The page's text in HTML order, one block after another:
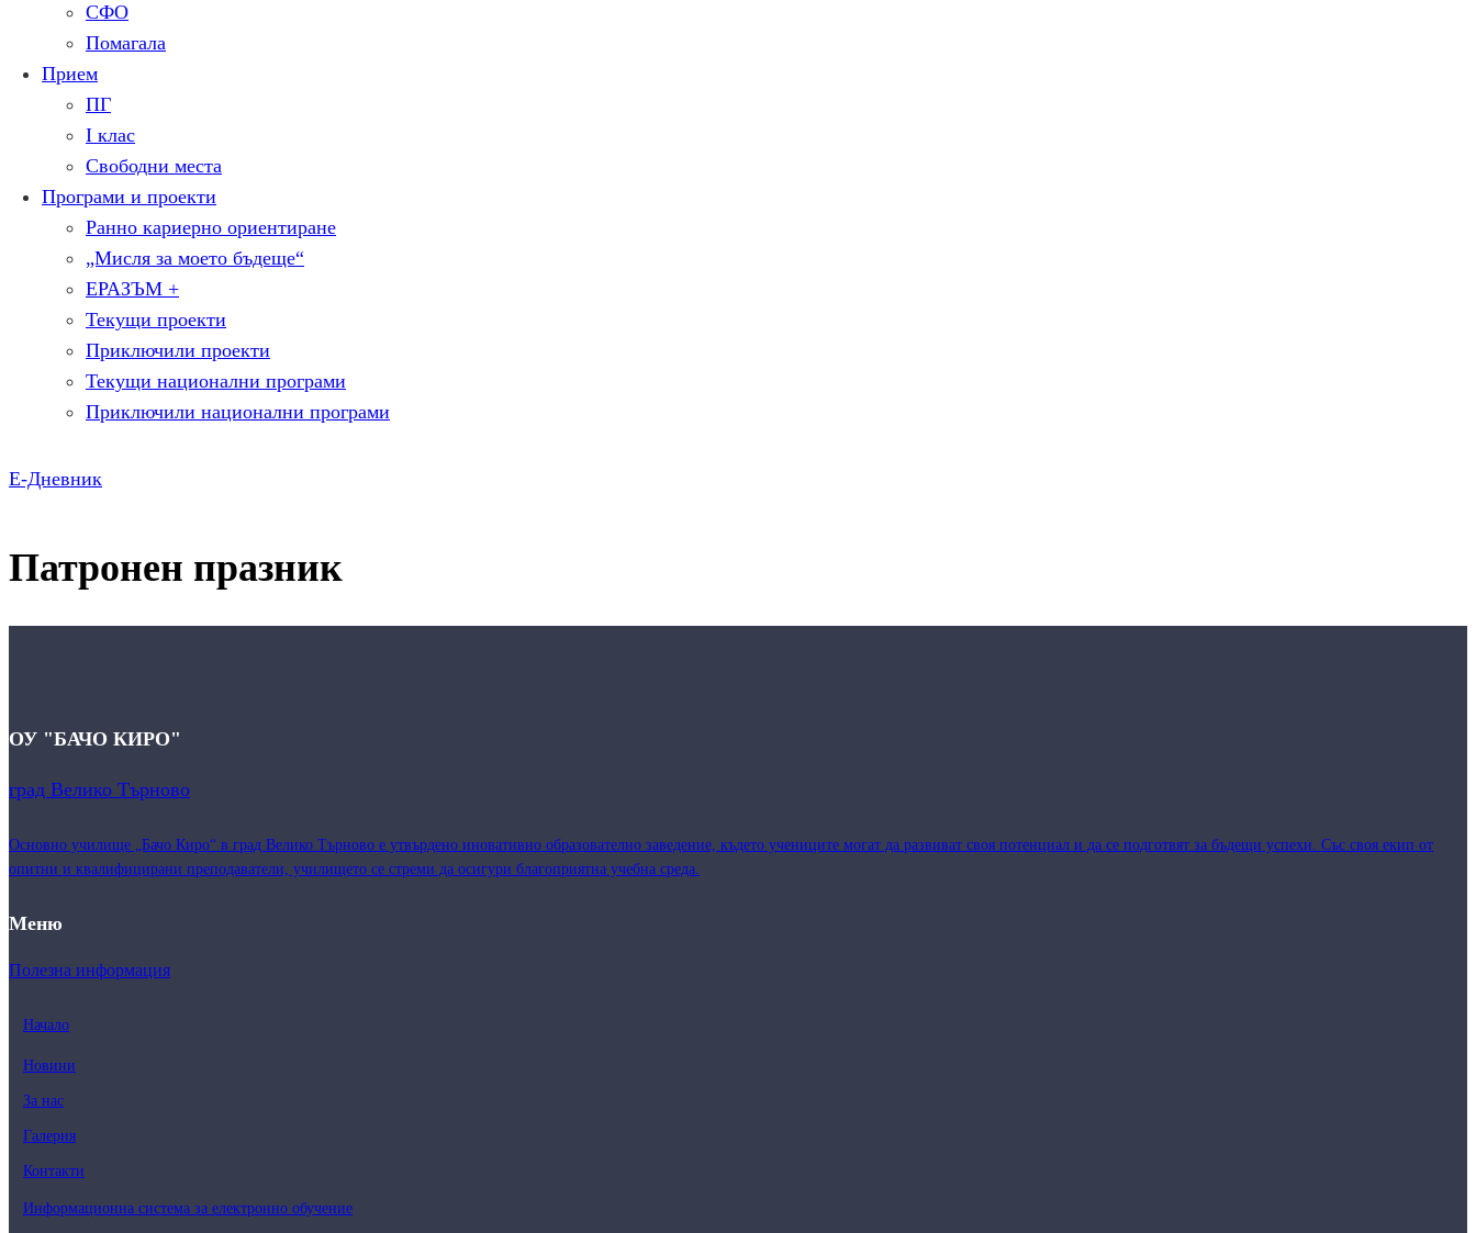
СФО
Помагала
Прием
ПГ
I клас
Свободни места
Програми и проекти
Ранно кариерно ориентиране
„Мисля за моето бъдеще“
ЕРАЗЪМ +
Текущи проекти
Приключили проекти
Текущи национални програми
Приключили национални програми
Е-Дневник
Патронен празник
ОУ "БАЧО КИРО"
град Велико Търново
Основно училище „Бачо Киро“ в град Велико Търново е утвърдено иновативно образователно заведение, където учениците могат да развиват своя потенциал и да се подготвят за бъдещи успехи. Със своя екип от
опитни и квалифицирани преподаватели, училището се стреми да осигури благоприятна учебна среда.
Меню
Полезна информация
Начало
Новини
За нас
Галерия
Контакти
Информационна система за електронно обучение